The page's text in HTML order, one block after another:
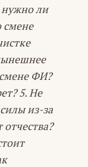
нужно ли
смене
ФИ?
5. Не
из-за